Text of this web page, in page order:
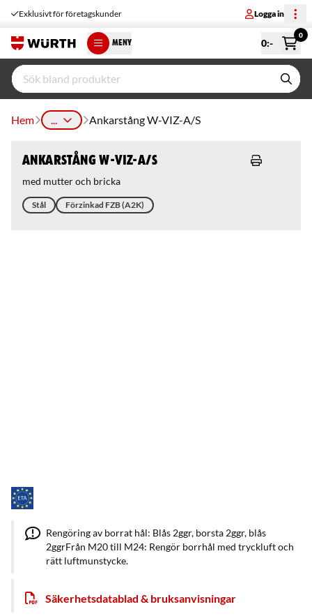
Exklusivt för företagskunder Logga in
MENY 0:-
0
Hem ... Ankarstång W-VIZ-A/S
Ankarstång W-VIZ-A/S
med mutter och bricka
Stål Förzinkad FZB (A2K)
Rengöring av borrat hål: Blås 2ggr, borsta 2ggr, blås
2ggrFrån M20 till M24: Rengör borrhål med tryckluft och
rätt luftmunstycke.
Säkerhetsdatablad & bruksanvisningar